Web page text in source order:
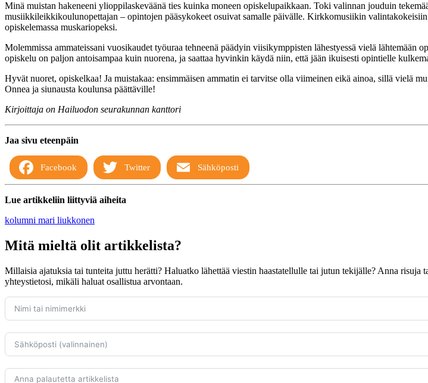
Minä muistan hakeneeni ylioppilaskeväänä ties kuinka moneen opiskelupaikkaan. Toki valinnan jouduin
musiikkileikkikoulunopettajan – opintojen pääsykokeet osuivat samalle päivälle. Kirkkomusiikin
opiskelemassa muskariopeksi.
Molemmissa ammateissani vuosikaudet työuraa tehneenä päädyin viisikymppisten lähestyessä vielä lähtemään
opiskelu on paljon antoisampaa kuin nuorena, ja saattaa hyvinkin käydä niin, että jään ikuisesti opintielle
Hyvät nuoret, opiskelkaa! Ja muistakaa: ensimmäisen ammatin ei tarvitse olla viimeinen eikä ainoa, sillä vielä
Onnea ja siunausta koulunsa päättäville!
Kirjoittaja on Hailuodon seurakunnan kanttori
Jaa sivu eteenpäin
Facebook Twitter Sähköposti
Lue artikkeliin liittyviä aiheita
kolumni mari liukkonen
Mitä mieltä olit artikkelista?
Millaisia ajatuksia tai tunteita juttu herätti? Haluatko lähettää viestin haastatellulle tai jutun tekijälle? Anna
yhteystietosi, mikäli haluat osallistua arvontaan.